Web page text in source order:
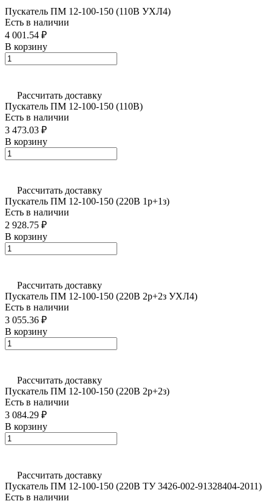
Пускатель ПМ 12-100-150 (110В УХЛ4)
Есть в наличии
4 001.54 ₽
В корзину
Рассчитать доставку
Пускатель ПМ 12-100-150 (110В)
Есть в наличии
3 473.03 ₽
В корзину
Рассчитать доставку
Пускатель ПМ 12-100-150 (220В 1р+1з)
Есть в наличии
2 928.75 ₽
В корзину
Рассчитать доставку
Пускатель ПМ 12-100-150 (220В 2р+2з УХЛ4)
Есть в наличии
3 055.36 ₽
В корзину
Рассчитать доставку
Пускатель ПМ 12-100-150 (220В 2р+2з)
Есть в наличии
3 084.29 ₽
В корзину
Рассчитать доставку
Пускатель ПМ 12-100-150 (220В ТУ 3426-002-91328404-2011)
Есть в наличии